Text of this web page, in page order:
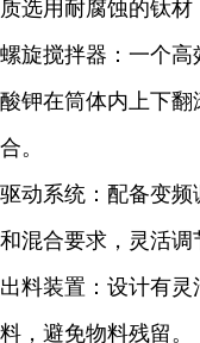
质选用耐腐蚀的钛材
螺旋搅拌器：一个
酸钾在筒体内上下
合。
驱动系统：配备变
和混合要求，灵活调
出料装置：设计有
料，避免物料残留。